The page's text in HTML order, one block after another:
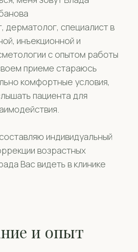
дерматолог, специалист в
инъекционной и
с опытом работы
приеме стараюсь
комфортные условия,
пациента для
индивидуальный
возрастных
Вас видеть в клинике
опыт